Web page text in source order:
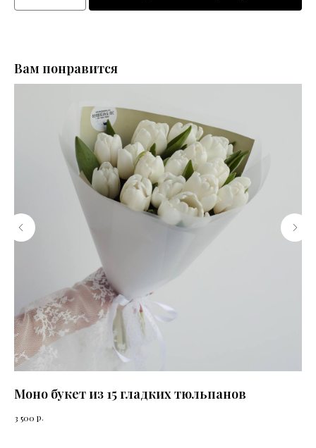
Вам понравится
Моно букет из 15 гладких тюльпанов
3 500 р.